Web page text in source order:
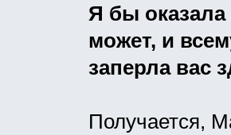
Я бы оказала
может, и
заперла вас
Получается,